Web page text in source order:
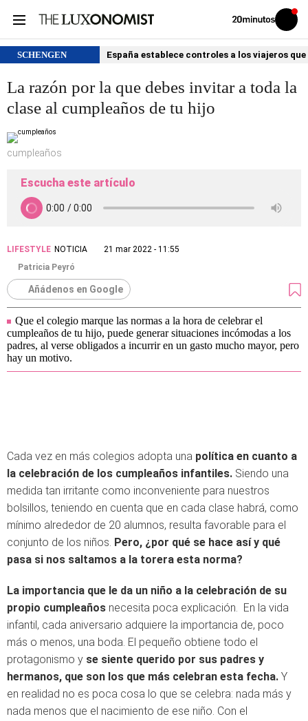
Volver
Iniciar
sesión
SCHENGEN España establece controles a los viajeros
La razón por la que debes invitar a toda la
clase al cumpleaños de tu hijo
cumpleaños
Escucha este artículo
LIFESTYLE NOTICIA
21 mar 2022 - 11:55
Patricia Peyró
Añádenos en Google
Que el colegio marque las normas a la hora de celebrar el
cumpleaños de tu hijo, puede generar situaciones incómodas a los
padres, al verse obligados a incurrir en un gasto mucho mayor, pero
hay un motivo.
Cada vez en más colegios adopta una política en cuanto a
la celebración de los cumpleaños infantiles. Siendo una
medida tan irritante como inconveniente para nuestros
bolsillos, teniendo en cuenta que en cada clase habrá, como
mínimo alrededor de 20 alumnos, resulta favorable para el
conjunto de los niños. Pero, ¿por qué se hace así y qué
pasa si nos saltamos a la torera esta norma?
La importancia que le da un niño a la celebración de su
propio cumpleaños necesita poca explicación. En la vida
infantil, cada aniversario adquiere la importancia de, poco
más o menos, una boda. El pequeño obtiene todo el
protagonismo y se siente querido por sus padres y
hermanos, que son los que más celebran esta fecha. Y
en realidad no es poca cosa lo que se celebra: nada más y
nada menos que el nacimiento de ese niño. Con el